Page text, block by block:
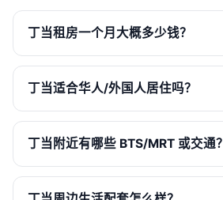
丁当租房一个月大概多少钱？
丁当适合华人/外国人居住吗？
丁当附近有哪些 BTS/MRT 或交通？